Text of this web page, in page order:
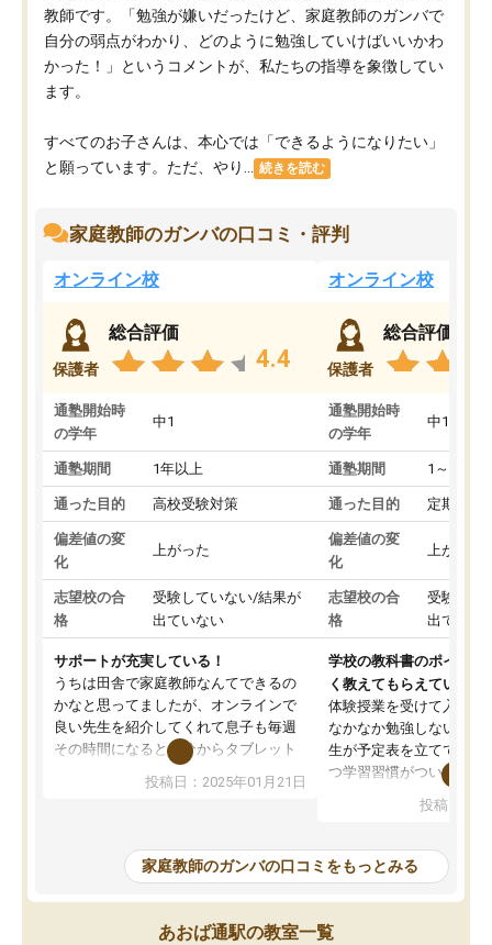
教師です。「勉強が嫌いだったけど、家庭教師のガンバで
自分の弱点がわかり、どのように勉強していけばいいかわ
かった！」というコメントが、私たちの指導を象徴してい
ます。
すべてのお子さんは、本心では「できるようになりたい」
と願っています。ただ、やり...
続きを読む
家庭教師のガンバの口コミ・評判
オンライン校
保護者
総合評価
4.4
通塾開始時
の学年
中1
通塾期間 1年以上
通った目的 高校受験対策
偏差値の変
化
上がった
志望校の合
格
受験していない/結果が
出ていない
サポートが充実している！
うちは田舎で家庭教師なんてできるの
かなと思ってましたが、オンラインで
良い先生を紹介してくれて息子も毎週
その時間になると自分からタブレット
を開いてzoomを繋げるようになりまし
た！5科目なんでもOKなのもとても気
めて1年ほどだった今では平均点以上の
科目が増えてきました！あと1年受験ま
であるので無料の週末教室を使用しな
がら頑張って欲しいと思います！
投稿日：2025年01月21日
オンライン校
保護者
総合評価
通塾開始時
の学年
中1
通塾期間 1～3ヵ月
通った目的 定期テス
偏差値の変
化
上がった
志望校の合
格
受験して
出ていな
学校の教科書のポイント
く教えてもらえている
体験授業を受けて入塾し
なかなか勉強しない息子
生が予定表を立ててくれ
つ学習習慣がついてきま
指導が無い日も予定表
問できるのでとても助か
投稿日：
家庭教師のガンバの口コミをもっとみる
あおば通駅の教室一覧